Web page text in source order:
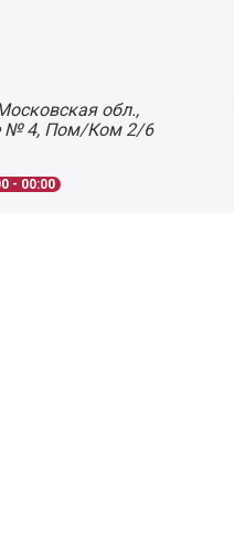
обл.,
№ 4, Пом/Ком 2/6
- 00:00